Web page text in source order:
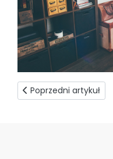
Poprzedni artykuł: O
Poprzedni artykuł